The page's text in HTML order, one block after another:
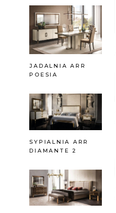
JADALNIA ARR
POESIA
SYPIALNIA ARR
DIAMANTE 2